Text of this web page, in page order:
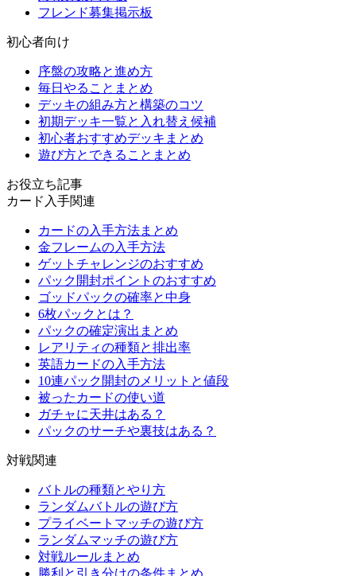
フレンド募集掲示板
初心者向け
序盤の攻略と進め方
毎日やることまとめ
デッキの組み方と構築のコツ
初期デッキ一覧と入れ替え候補
初心者おすすめデッキまとめ
遊び方とできることまとめ
お役立ち記事
カード入手関連
カードの入手方法まとめ
金フレームの入手方法
ゲットチャレンジのおすすめ
パック開封ポイントのおすすめ
ゴッドパックの確率と中身
6枚パックとは？
パックの確定演出まとめ
レアリティの種類と排出率
英語カードの入手方法
10連パック開封のメリットと値段
被ったカードの使い道
ガチャに天井はある？
パックのサーチや裏技はある？
対戦関連
バトルの種類とやり方
ランダムバトルの遊び方
プライベートマッチの遊び方
ランダムマッチの遊び方
対戦ルールまとめ
勝利と引き分けの条件まとめ